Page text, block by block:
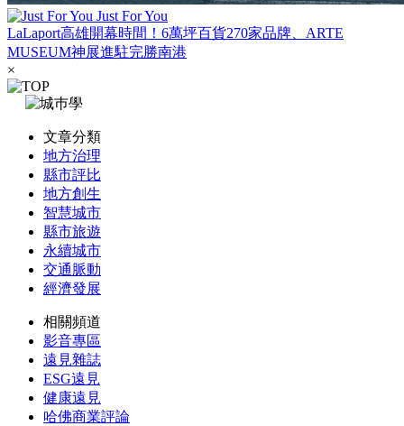
Just For You
LaLaport高雄開幕時間！6萬坪百貨270家品牌、ARTE
MUSEUM神展進駐完勝南港
×
文章分類
地方治理
縣市評比
地方創生
智慧城市
縣市旅遊
永續城市
交通脈動
經濟發展
相關頻道
影音專區
遠見雜誌
ESG遠見
健康遠見
哈佛商業評論